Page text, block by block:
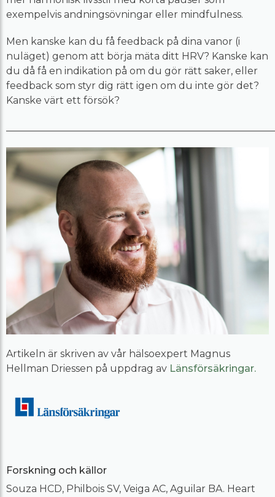
exempelvis andningsövningar eller mindfulness.
Men kanske kan du få feedback på dina vanor (i
nuläget) genom att börja mäta ditt HRV? Kanske kan
du då få en indikation på om du gör rätt saker, eller
feedback som styr dig rätt igen om du inte gör det?
Kanske värt ett försök?
Artikeln är skriven av vår hälsoexpert Magnus
Hellman Driessen på uppdrag av Länsförsäkringar.
Forskning och källor
Souza HCD, Philbois SV, Veiga AC, Aguilar BA. Heart